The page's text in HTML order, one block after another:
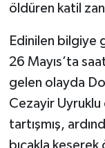
öldüren katil
Edinilen bilgiye
26 Mayıs’ta
gelen olayda
Cezayir Uyruklu
tartışmış,
bıçakla